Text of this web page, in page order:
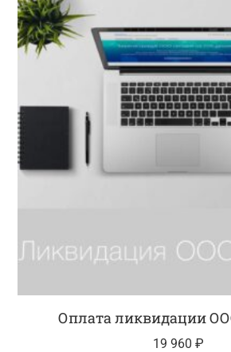
Оплата ликвидации
19 960 ₽